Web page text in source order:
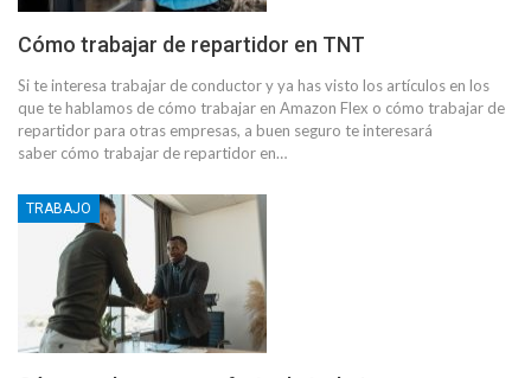
Cómo trabajar de repartidor en TNT
Si te interesa trabajar de conductor y ya has visto los artículos en los
que te hablamos de cómo trabajar en Amazon Flex o cómo trabajar de
repartidor para otras empresas, a buen seguro te interesará
saber cómo trabajar de repartidor en…
TRABAJO